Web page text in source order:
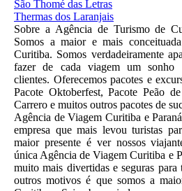
São Thomé das Letras
Thermas dos Laranjais
Sobre a Agência de Turismo de
Somos a maior e mais
Curitiba. Somos verdadeiramente
fazer de cada viagem um sonho
clientes. Oferecemos pacotes e
Pacote Oktoberfest, Pacote Peão
Carrero e muitos outros pacotes de
Agência de Viagem Curitiba e
empresa que mais levou turistas
maior presente é ver nossos
única Agência de Viagem Curitiba e
muito mais divertidas e seguras
outros motivos é que somos a